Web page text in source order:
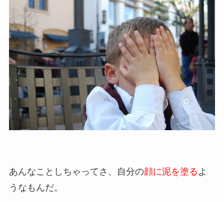
あんなことしちゃってさ、自分の顔に泥を塗る よ
うなもんだ。